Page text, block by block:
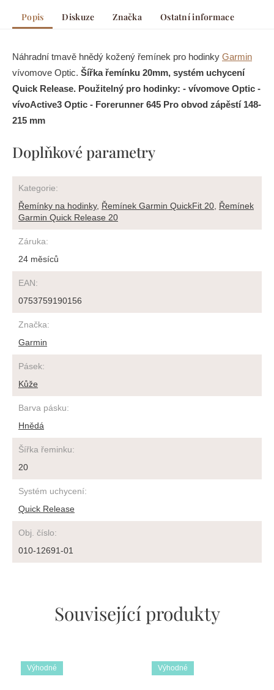
Související produkty
Výhodné Výhodné
Popis Diskuze Značka Ostatní informace
Náhradní tmavě hnědý kožený řemínek pro hodinky Garmin
vívomove Optic. Šířka řemínku 20mm, systém uchycení
Quick Release. Použitelný pro hodinky: - vívomove Optic -
vívoActive3 Optic - Forerunner 645 Pro obvod zápěstí 148-
215 mm
Doplňkové parametry
Kategorie:
Řemínky na hodinky, Řemínek Garmin QuickFit 20 Řemínek
Garmin Quick Release 20
Záruka:
24 měsíců
EAN:
0753759190156
Značka:
Garmin
Pásek:
Kůže
Barva pásku:
Hnědá
Šířka řeminku:
20
Systém uchycení:
Quick Release
Obj. číslo:
010-12691-01